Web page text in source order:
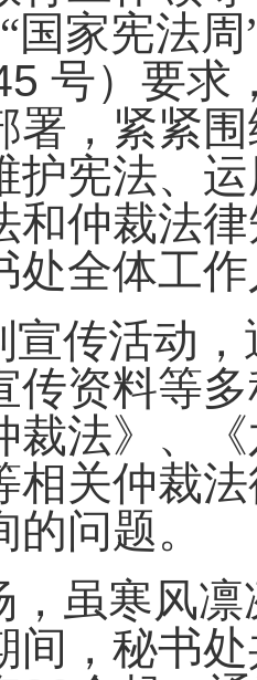
国家宪法
号）要求
署，紧紧
护宪法、
和仲裁法
处全体工
宣传活动
传资料等
裁法》、
相关仲裁
问题。
，虽寒风
间，秘书